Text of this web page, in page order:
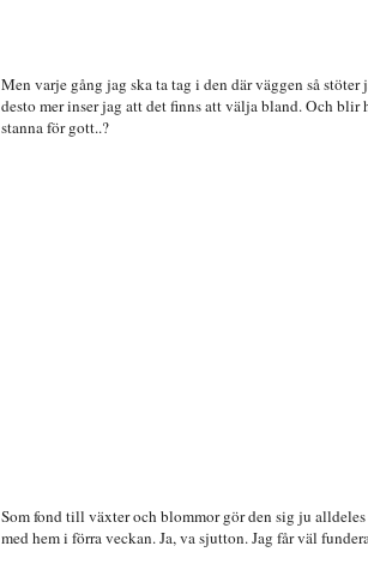
Men varje gång jag ska ta tag i den där väggen så
desto mer inser jag att det finns att välja bland. Och blir
stanna för gott..?
Som fond till växter och blommor gör den sig ju
med hem i förra veckan. Ja, va sjutton. Jag får väl